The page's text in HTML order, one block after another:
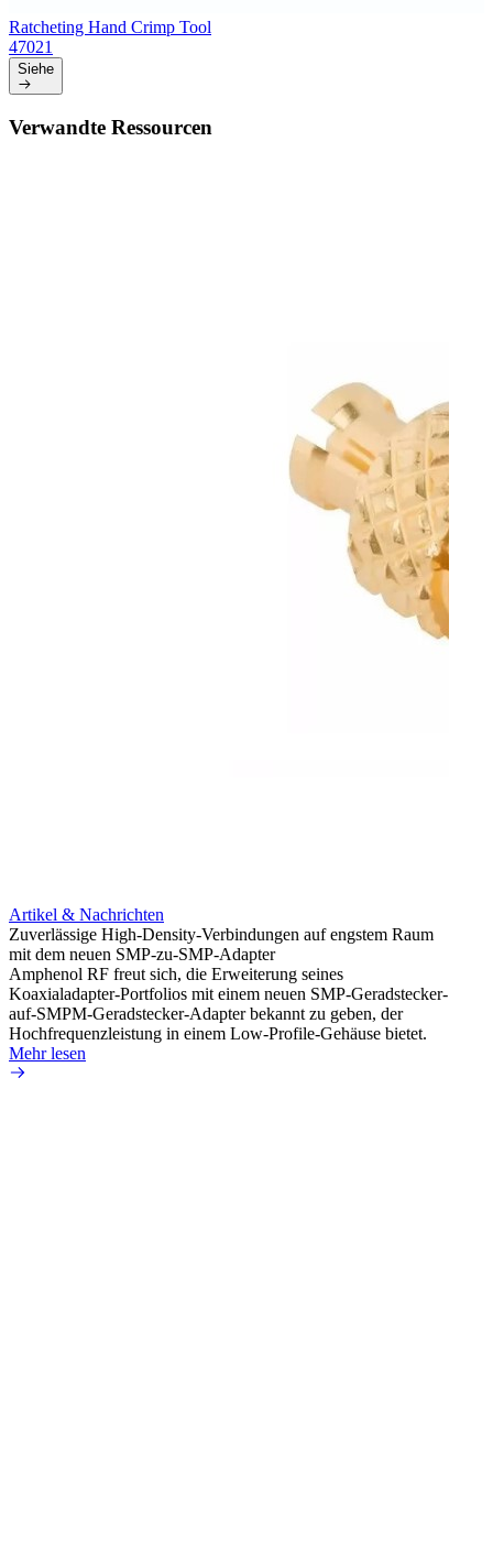
Ratcheting Hand Crimp Tool
47021
Siehe
Verwandte Ressourcen
Artikel & Nachrichten
Zuverlässige High-Density-Verbindungen auf engstem Raum
mit dem neuen SMP-zu-SMP-Adapter
Amphenol RF freut sich, die Erweiterung seines
Koaxialadapter-Portfolios mit einem neuen SMP-Geradstecker-
auf-SMPM-Geradstecker-Adapter bekannt zu geben, der
Hochfrequenzleistung in einem Low-Profile-Gehäuse bietet.
Mehr lesen